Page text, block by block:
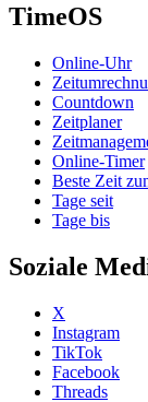
TimeOS
Online-Uhr
Countdown
Zeitplaner
Online-Timer
Beste Zeit
Tage seit
Tage bis
Soziale
X
Instagram
TikTok
Facebook
Threads